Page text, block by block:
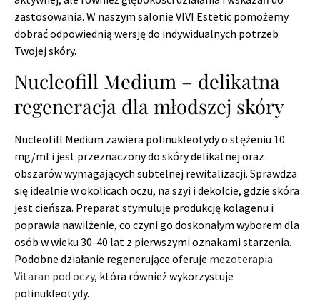
zastosowania. W naszym salonie VIVI Estetic pomożemy
dobrać odpowiednią wersję do indywidualnych potrzeb
Twojej skóry.
Nucleofill Medium – delikatna
regeneracja dla młodszej skóry
Nucleofill Medium zawiera polinukleotydy o stężeniu 10
mg/ml i jest przeznaczony do skóry delikatnej oraz
obszarów wymagających subtelnej rewitalizacji. Sprawdza
się idealnie w okolicach oczu, na szyi i dekolcie, gdzie skóra
jest cieńsza. Preparat stymuluje produkcję kolagenu i
poprawia nawilżenie, co czyni go doskonałym wyborem dla
osób w wieku 30-40 lat z pierwszymi oznakami starzenia.
Podobne działanie regenerujące oferuje mezoterapia
Vitaran pod oczy, która również wykorzystuje
polinukleotydy.